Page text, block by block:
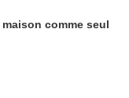
comme seul